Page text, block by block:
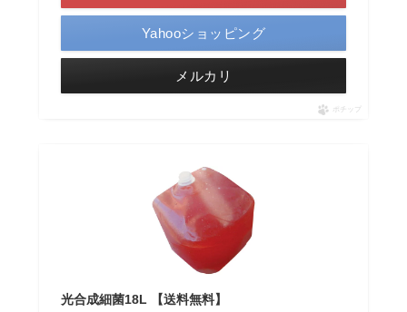
Yahooショッピング
メルカリ
ポチップ
光合成細菌18L 【送料無料】